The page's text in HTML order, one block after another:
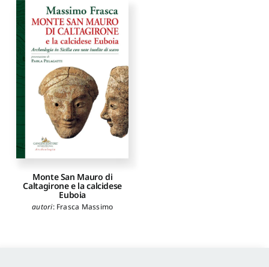
Monte San Mauro di
Caltagirone e la calcidese
Euboia
autori: Frasca Massimo